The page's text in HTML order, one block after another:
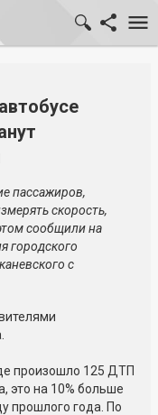
пассажиров,
скорость,
сообщили на
городского
с
произошло 125 ДТП
это на 10% больше
прошлого года. По